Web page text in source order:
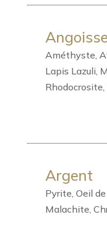
Améthyste,
Lapis Lazuli,
Argent
Pyrite, Oeil
Malachite,